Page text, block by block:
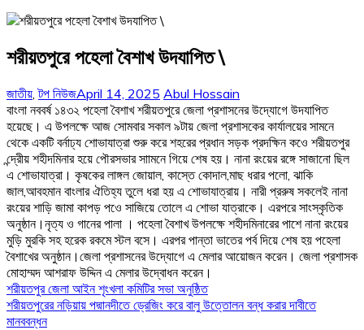
শরীয়তপুরে পহেলা বৈশাখ উদযাপিত \
জাতীয় ,টপ নিউজApril 14, 2025 Abul Hossain
বাংলা নববর্ষ ১৪৩২ পহেলা বৈশাখ শরীয়তপুরে জেলা প্রশাসনের উদ্যোগে উদযাপিত
হয়েছে। এ উপলক্ষে আজ সোমবার সকাল ৯টায় জেলা প্রশাসকের কার্যালয়ের সামনে
থেকে একটি বর্নাঢ্য শোভাযাত্রা শুরু করে শহরের প্রধান সড়ক প্রদক্ষিন কওে শরীয়তপুর
ন্দ্রেীয় শহীদমিনার হয়ে পৌরসভার সাামনে গিয়ে শেষ হয়। নানা রংয়ের রঙ্গে সাজানো ছিল
এ শোভাযাত্রা। কৃষকের লাঙ্গল জোয়াল, কাস্তে কোদাল,মাছ ধরার পলো, ঝাকি
জাল,আবহমান বাংলার ঐতিহ্য তুলে ধরা হয় এ শোভাযাত্রায়। নারী প্ররুষ সকলেই নানা
রংয়ের শাড়ি জামা কাপড় পওে সাজিয়ে তোলে এ শোভা যাত্রাকে। এরপরে সাংস্কৃতিক
অনুষ্ঠান।নৃত্য ও গানের পালা । পহেলা বৈশাখ উপলক্ষে শহীদমিনারের পাশে নানা রংয়ের
মুড়ি মুরকি সহ হরেক রকমে স্টল বসে। এরপর পান্তা ভাতের পর্ব দিয়ে শেষ হয় পহেলা
বৈশাখের অনুষ্ঠান।জেলা প্রশাসনের উদ্যোগে এ মেলার আয়োজন করেন। জেলা প্রশাসক
মোহাম্মদ আশরাফ উদ্দিন এ মেলার উদ্বোধন করেন।
Post
navigation
শরীয়তপুর জেলা আইন শৃংখলা কমিটির সভা অনুষ্ঠিত
শরীয়তপুরের নড়িয়ায় পদ্মানদীতে ড্রেজিং করে বালু উত্তোলন বন্ধ করার দাবীতে
মানববন্ধন